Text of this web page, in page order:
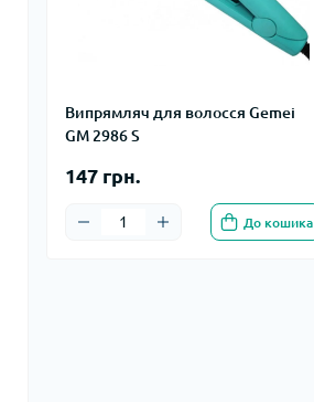
Випрямляч для волосся Gemei
GM 2986 S
147 грн.
До кошика